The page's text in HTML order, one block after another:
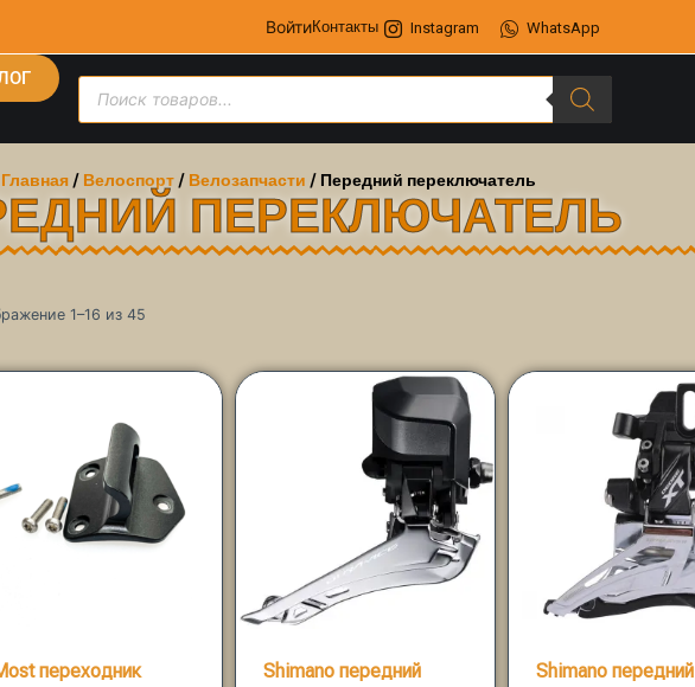
ВойтиКонтакты Instagram WhatsApp
Главная / Велоспорт / Велозапчасти / Передний переключатель
ПЕРЕКЛЮЧАТЕЛЬ
1–16 из 45
переходник
Shimano передний
Shimano передний